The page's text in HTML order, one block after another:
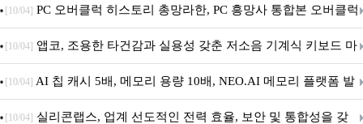
데이트!
[10/04] PC 오버클럭 히스토리 총망라한, PC 흥망사 통합본 오버클럭
특집(1-4편)
[10/04] 앱코, 조용한 타건감과 실용성 갖춘 저소음 기계식 키보드 마
우스 세트 'KM580' 출시
[10/04] AI 칩 캐시 5배, 메모리 용량 10배, NEO.AI 메모리 플랫폼 발
표
[10/04] 실리콘랩스, 업계 선도적인 전력 효율, 보안 및 통합성을 갖